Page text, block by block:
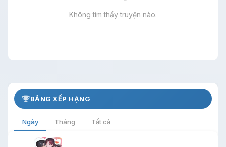
Không tìm thấy truyện nào.
BẢNG XẾP HẠNG
Ngày Tháng Tất cả